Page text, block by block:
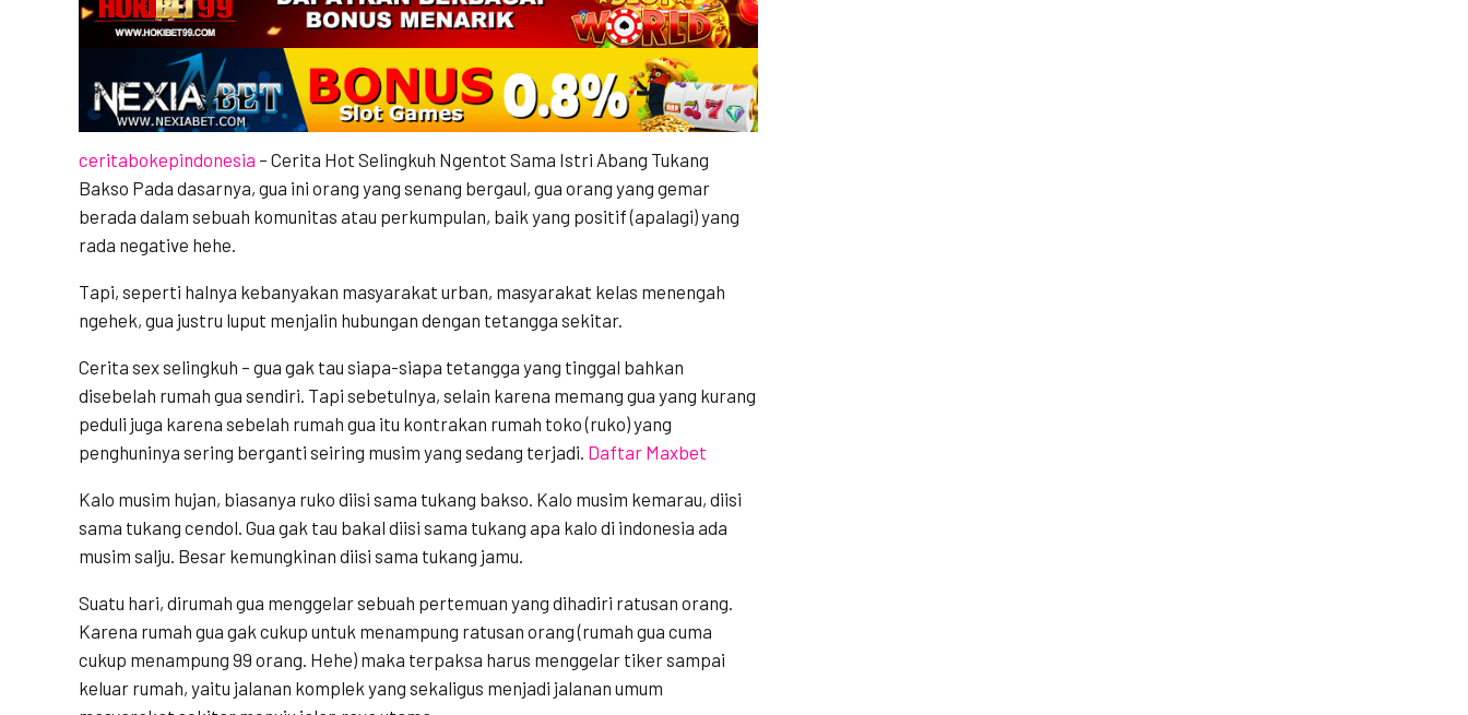
ceritabokepindonesia – Cerita Hot Selingkuh Ngentot Sama Istri Abang Tukang
Bakso Pada dasarnya, gua ini orang yang senang bergaul, gua orang yang gemar
berada dalam sebuah komunitas atau perkumpulan, baik yang positif (apalagi) yang
rada negative hehe.
Tapi, seperti halnya kebanyakan masyarakat urban, masyarakat kelas menengah
ngehek, gua justru luput menjalin hubungan dengan tetangga sekitar.
Cerita sex selingkuh – gua gak tau siapa-siapa tetangga yang tinggal bahkan
disebelah rumah gua sendiri. Tapi sebetulnya, selain karena memang gua yang kurang
peduli juga karena sebelah rumah gua itu kontrakan rumah toko (ruko) yang
penghuninya sering berganti seiring musim yang sedang terjadi. Daftar Maxbet
Kalo musim hujan, biasanya ruko diisi sama tukang bakso. Kalo musim kemarau, diisi
sama tukang cendol. Gua gak tau bakal diisi sama tukang apa kalo di indonesia ada
musim salju. Besar kemungkinan diisi sama tukang jamu.
Suatu hari, dirumah gua menggelar sebuah pertemuan yang dihadiri ratusan orang.
Karena rumah gua gak cukup untuk menampung ratusan orang (rumah gua cuma
cukup menampung 99 orang. Hehe) maka terpaksa harus menggelar tiker sampai
keluar rumah, yaitu jalanan komplek yang sekaligus menjadi jalanan umum